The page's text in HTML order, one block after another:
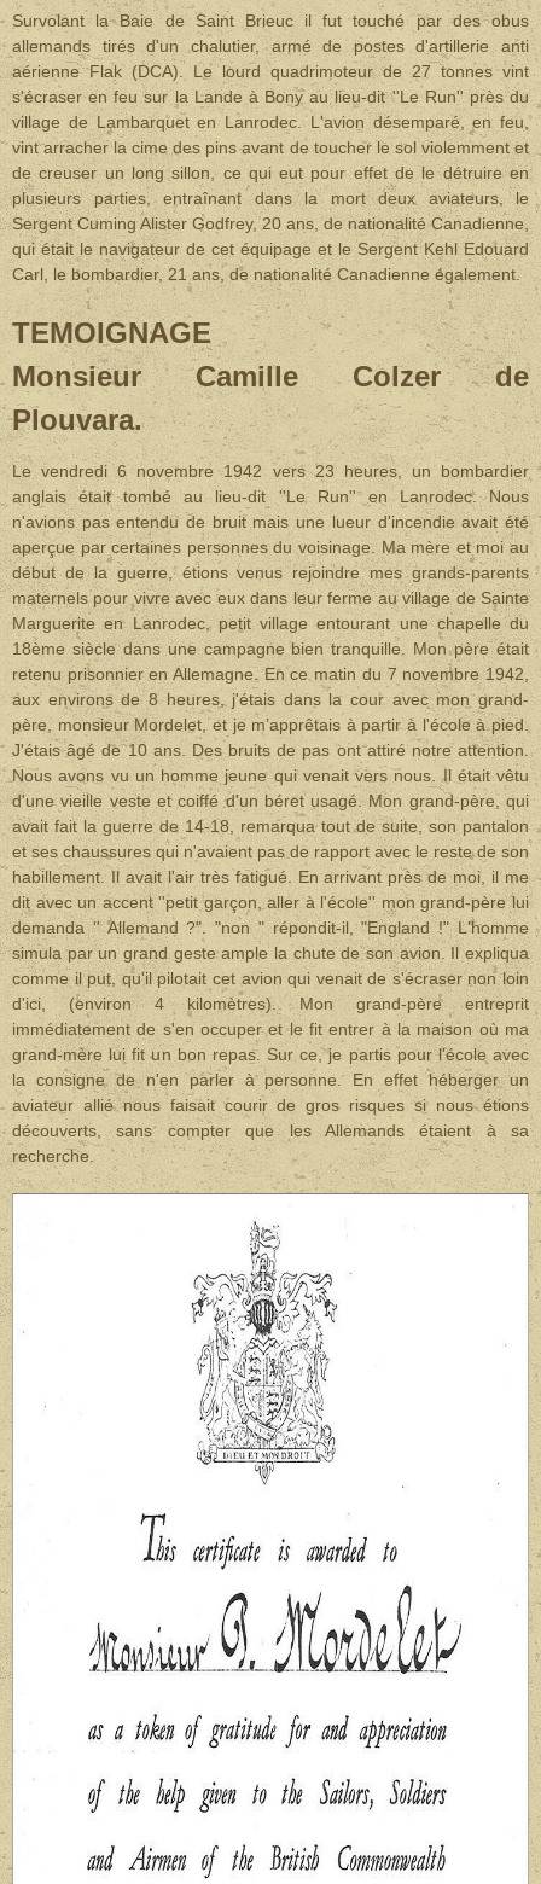
Survolant la Baie de Saint Brieuc il fut touché par des obus
allemands tirés d'un chalutier, armé de postes d'artillerie anti
aérienne Flak (DCA). Le lourd quadrimoteur de 27 tonnes vint
s'écraser en feu sur la Lande à Bony au lieu-dit ''Le Run'' près du
village de Lambarquet en Lanrodec. L'avion désemparé, en feu,
vint arracher la cime des pins avant de toucher le sol violemment et
de creuser un long sillon, ce qui eut pour effet de le détruire en
plusieurs parties, entraînant dans la mort deux aviateurs, le
Sergent Cuming Alister Godfrey, 20 ans, de nationalité Canadienne,
qui était le navigateur de cet équipage et le Sergent Kehl Edouard
Carl, le bombardier, 21 ans, de nationalité Canadienne également.
TEMOIGNAGE
Monsieur Camille Colzer de
Plouvara.
Le vendredi 6 novembre 1942 vers 23 heures, un bombardier
anglais était tombé au lieu-dit ''Le Run'' en Lanrodec. Nous
n'avions pas entendu de bruit mais une lueur d'incendie avait été
aperçue par certaines personnes du voisinage. Ma mère et moi au
début de la guerre, étions venus rejoindre mes grands-parents
maternels pour vivre avec eux dans leur ferme au village de Sainte
Marguerite en Lanrodec, petit village entourant une chapelle du
18ème siècle dans une campagne bien tranquille. Mon père était
retenu prisonnier en Allemagne. En ce matin du 7 novembre 1942,
aux environs de 8 heures, j'étais dans la cour avec mon grand-
père, monsieur Mordelet, et je m’apprêtais à partir à l'école à pied.
J'étais âgé de 10 ans. Des bruits de pas ont attiré notre attention.
Nous avons vu un homme jeune qui venait vers nous. Il était vêtu
d'une vieille veste et coiffé d'un béret usagé. Mon grand-père, qui
avait fait la guerre de 14-18, remarqua tout de suite, son pantalon
et ses chaussures qui n'avaient pas de rapport avec le reste de son
habillement. Il avait l'air très fatigué. En arrivant près de moi, il me
dit avec un accent ''petit garçon, aller à l'école'' mon grand-père lui
demanda '' Allemand ?". "non " répondit-il, "England !" L'homme
simula par un grand geste ample la chute de son avion. Il expliqua
comme il put, qu'il pilotait cet avion qui venait de s'écraser non loin
d'ici, (environ 4 kilomètres). Mon grand-père entreprit
immédiatement de s'en occuper et le fit entrer à la maison où ma
grand-mère lui fit un bon repas. Sur ce, je partis pour l'école avec
la consigne de n'en parler à personne. En effet héberger un
aviateur allié nous faisait courir de gros risques si nous étions
découverts, sans compter que les Allemands étaient à sa
recherche.